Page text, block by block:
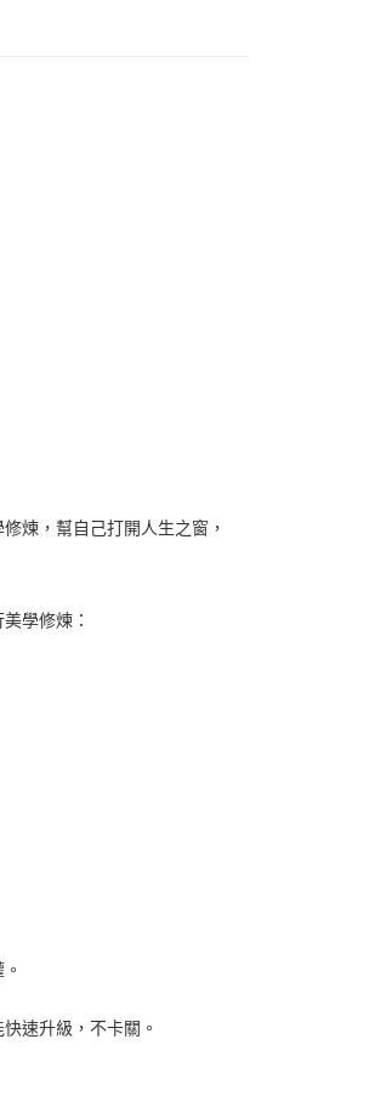
煉，幫自己打開人生之窗，
學修煉：
速升級，不卡關。